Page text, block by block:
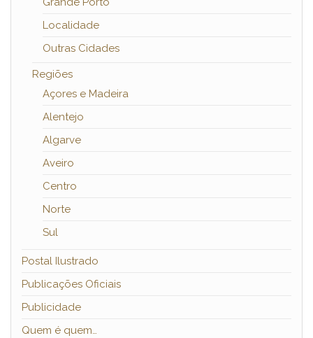
Localidade
Outras Cidades
Regiões
Açores e Madeira
Alentejo
Algarve
Aveiro
Centro
Norte
Sul
Postal Ilustrado
Publicações Oficiais
Publicidade
Quem é quem…